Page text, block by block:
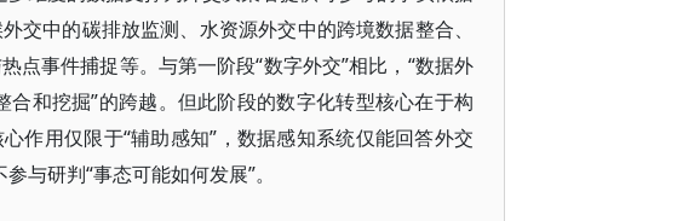
交中的碳排放监测、水资源外交中的跨境数据整合、
点事件捕捉等。与第一阶段“数字外交”相比，“数据外
合和挖掘”的跨越。但此阶段的数字化转型核心在于构
作用仅限于“辅助感知”，数据感知系统仅能回答外交
与研判“事态可能如何发展”。